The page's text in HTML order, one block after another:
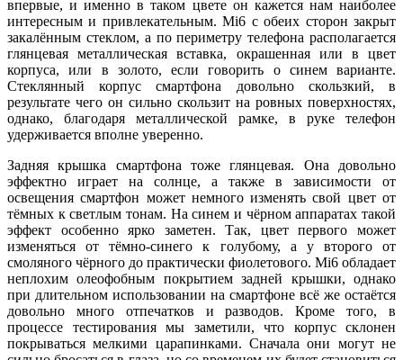
впервые, и именно в таком цвете он кажется нам наиболее
интересным и привлекательным. Mi6 с обеих сторон закрыт
закалённым стеклом, а по периметру телефона располагается
глянцевая металлическая вставка, окрашенная или в цвет
корпуса, или в золото, если говорить о синем варианте.
Стеклянный корпус смартфона довольно скользкий, в
результате чего он сильно скользит на ровных поверхностях,
однако, благодаря металлической рамке, в руке телефон
удерживается вполне уверенно.
Задняя крышка смартфона тоже глянцевая. Она довольно
эффектно играет на солнце, а также в зависимости от
освещения смартфон может немного изменять свой цвет от
тёмных к светлым тонам. На синем и чёрном аппаратах такой
эффект особенно ярко заметен. Так, цвет первого может
изменяться от тёмно-синего к голубому, а у второго от
смоляного чёрного до практически фиолетового. Mi6 обладает
неплохим олеофобным покрытием задней крышки, однако
при длительном использовании на смартфоне всё же остаётся
довольно много отпечатков и разводов. Кроме того, в
процессе тестирования мы заметили, что корпус склонен
покрываться мелкими царапинками. Сначала они могут не